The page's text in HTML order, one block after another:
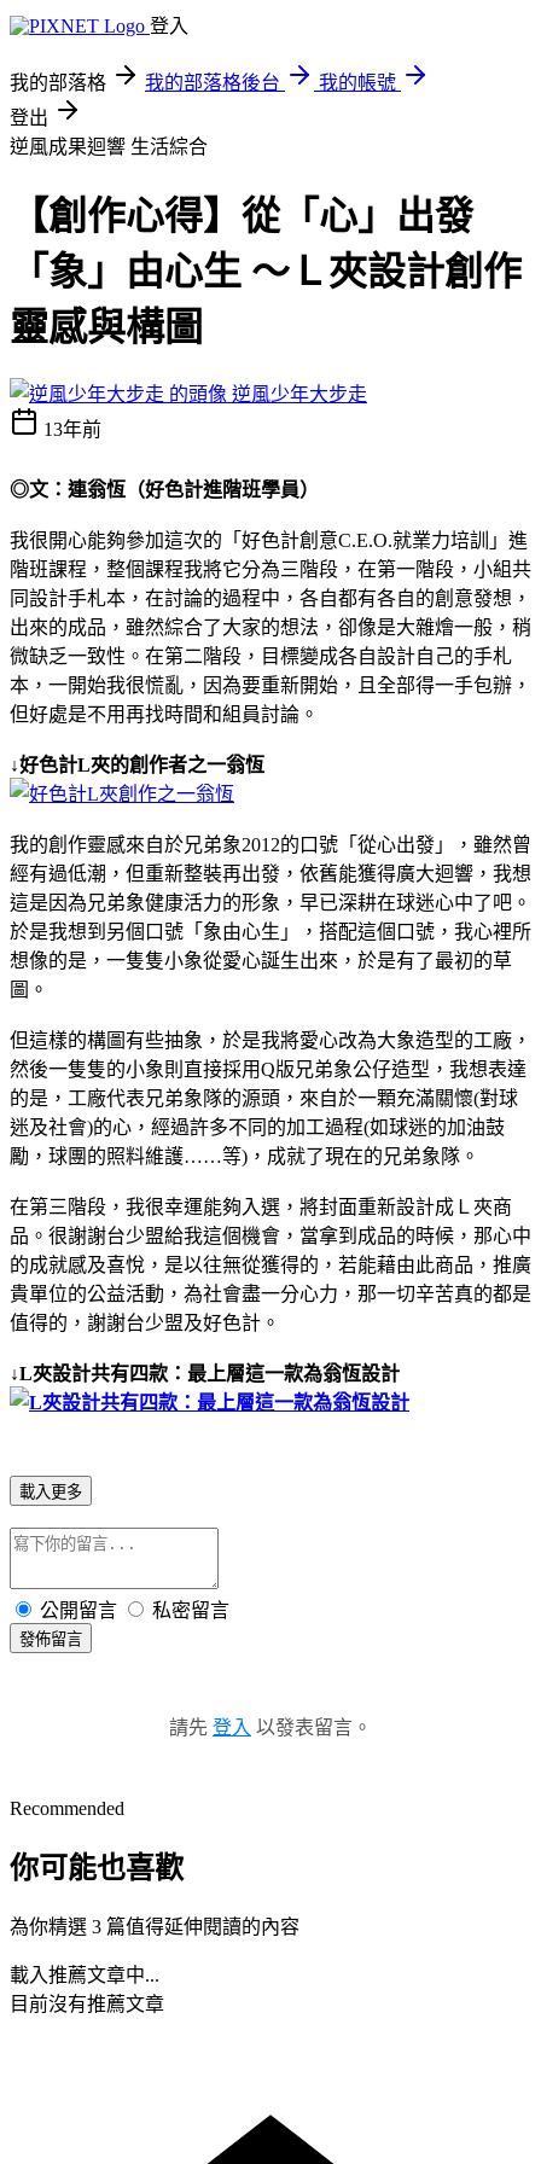
登入
我的部落格 我的部落格後台
我的帳號
登出
逆風成果迴響 生活綜合
【創作心得】從「心」出發
「象」由心生 ～Ｌ夾設計創作
靈感與構圖
逆風少年大步走
13年前
◎文：連翁恆（好色計進階班學員）
我很開心能夠參加這次的「好色計創意C.E.O.就業力培訓」進
階班課程，整個課程我將它分為三階段，在第一階段，小組共
同設計手札本，在討論的過程中，各自都有各自的創意發想，
出來的成品，雖然綜合了大家的想法，卻像是大雜燴一般，稍
微缺乏一致性。在第二階段，目標變成各自設計自己的手札
本，一開始我很慌亂，因為要重新開始，且全部得一手包辦，
但好處是不用再找時間和組員討論。
↓好色計L夾的創作者之一翁恆
我的創作靈感來自於兄弟象2012的口號「從心出發」，雖然曾
經有過低潮，但重新整裝再出發，依舊能獲得廣大迴響，我想
這是因為兄弟象健康活力的形象，早已深耕在球迷心中了吧。
於是我想到另個口號「象由心生」，搭配這個口號，我心裡所
想像的是，一隻隻小象從愛心誕生出來，於是有了最初的草
圖。
但這樣的構圖有些抽象，於是我將愛心改為大象造型的工廠，
然後一隻隻的小象則直接採用Q版兄弟象公仔造型，我想表達
的是，工廠代表兄弟象隊的源頭，來自於一顆充滿關懷(對球
迷及社會)的心，經過許多不同的加工過程(如球迷的加油鼓
勵，球團的照料維護……等)，成就了現在的兄弟象隊。
在第三階段，我很幸運能夠入選，將封面重新設計成Ｌ夾商
品。很謝謝台少盟給我這個機會，當拿到成品的時候，那心中
的成就感及喜悅，是以往無從獲得的，若能藉由此商品，推廣
貴單位的公益活動，為社會盡一分心力，那一切辛苦真的都是
值得的，謝謝台少盟及好色計。
↓L夾設計共有四款：最上層這一款為翁恆設計
載入更多
公開留言 私密留言
發佈留言
請先 登入 以發表留言。
Recommended
你可能也喜歡
為你精選 3 篇值得延伸閱讀的內容
載入推薦文章中...
目前沒有推薦文章